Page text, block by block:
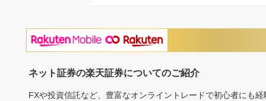
ネット証券の楽天証券についてのご紹介
FXや投資信託など、豊富なオンライントレードで初心者にも